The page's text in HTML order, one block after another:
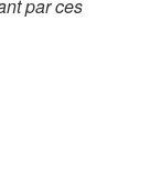
par ces